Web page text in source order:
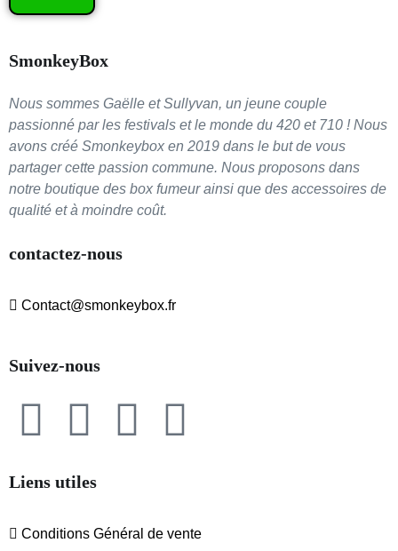
SmonkeyBox
Nous sommes Gaëlle et Sullyvan, un jeune couple
passionné par les festivals et le monde du 420 et 710 ! Nous
avons créé Smonkeybox en 2019 dans le but de vous
partager cette passion commune. Nous proposons dans
notre boutique des box fumeur ainsi que des accessoires de
qualité et à moindre coût.
contactez-nous
Contact@smonkeybox.fr
Suivez-nous
Liens utiles
Conditions Général de vente